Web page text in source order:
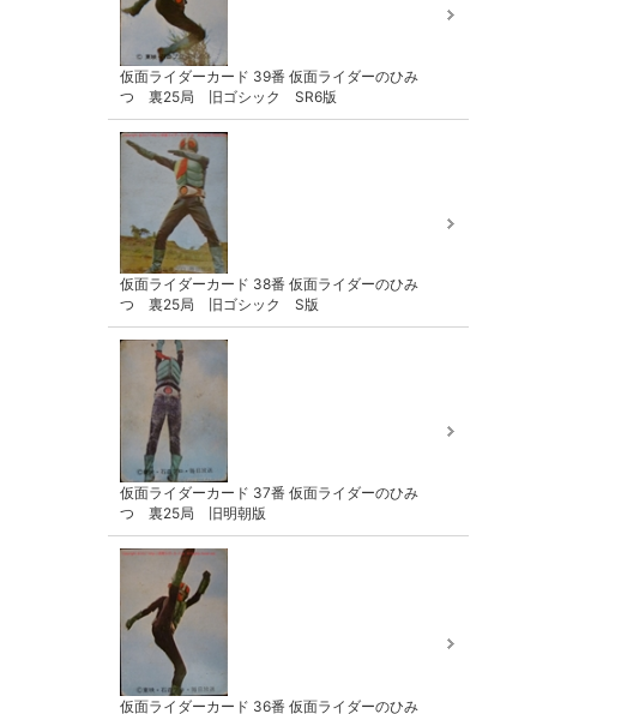
仮面ライダーカード 39番 仮面ライダーのひみ
つ 裏25局 旧ゴシック SR6版
仮面ライダーカード 38番 仮面ライダーのひみ
つ 裏25局 旧ゴシック S版
仮面ライダーカード 37番 仮面ライダーのひみ
つ 裏25局 旧明朝版
仮面ライダーカード 36番 仮面ライダーのひみ